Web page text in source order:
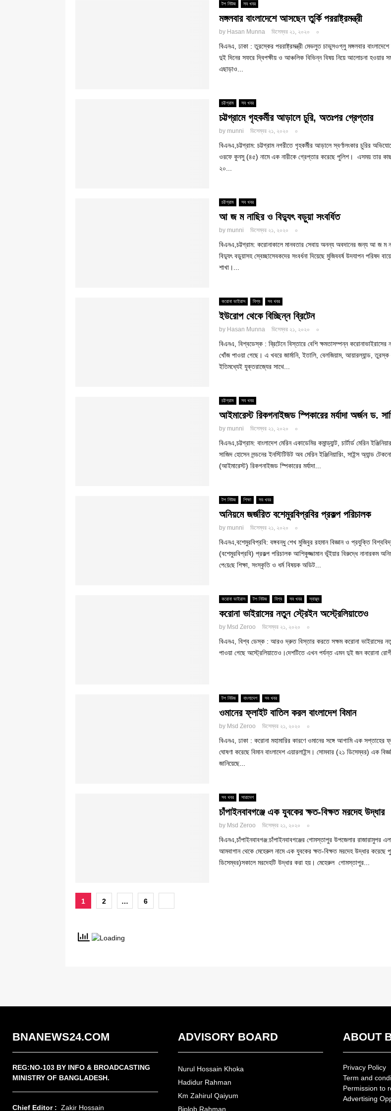
টপ নিউজ সব খবর
মঙ্গলবার বাংলাদেশে আসছেন তুর্কি পররাষ্ট্রমন্ত্রী
by Hasan Munna ডিসেম্বর ২১, ২০২০ ০
বিএনএ, ঢাকা : তুরস্কের পররাষ্ট্রমন্ত্রী মেভলুত চাভুসওগ্লু মঙ্গলবার
দুই দিনের সফরে দ্বিপক্ষীয় ও আঞ্চলিক বিভিন্ন বিষয় নিয়ে আলোচনা হওয়ার
এছাড়াও...
চট্টগ্রাম সব খবর
চট্টগ্রামে গৃহকর্মীর আড়ালে চুরি, অতঃপর গ্রেপ্তার
by munni ডিসেম্বর ২১, ২০২০ ০
বিএনএ,চট্টগ্রাম: চট্টগ্রাম নগরীতে গৃহকর্মীর আড়ালে স্বর্ণালংকার চুরির
ওরফে কুনসু (৪৫) নামে এক নারীকে গ্রেপ্তার করেছে পুলিশ। এসময় তার
২০...
চট্টগ্রাম সব খবর
আ জ ম নাছির ও বিদ্যুৎ বড়ুয়া সংবর্ধিত
by munni ডিসেম্বর ২১, ২০২০ ০
বিএনএ,চট্টগ্রাম: করোনাকালে মানবতার সেবায় অনন্য অবদানের জন্য আ জ ম
বিদ্যুৎ বডুয়াসহ স্বেচ্ছাসেবকদের সংবর্ধনা দিয়েছে মুজিববর্ষ উদযাপন পরিষদ
শাখা।...
করোনা ভাইরাস বিশ্ব সব খবর
ইউরোপ থেকে বিচ্ছিন্ন ব্রিটেন
by Hasan Munna ডিসেম্বর ২১, ২০২০ ০
বিএনএ, বিশ্বডেস্ক : ব্রিটেনে বিস্তারে বেশি ক্ষমতাসম্পন্ন করোনাভাইরাসের
খোঁজ পাওয়া গেছে। এ খবরে জার্মানি, ইতালি, বেলজিয়াম, আয়ারল্যান্ড, তুরস্ক
ইতিমধ্যেই যুক্তরাজ্যের সাথে...
চট্টগ্রাম সব খবর
আইমারেস্ট রিকগনাইজড স্পিকারের মর্যাদা অর্জন ড.
by munni ডিসেম্বর ২১, ২০২০ ০
বিএনএ,চট্টগ্রাম: বাংলাদেশ মেরিন একাডেমির কমান্ড্যান্ট, চার্টার্ড মেরিন
সাজিদ হোসেন লন্ডনের ইনস্টিটিউট অব মেরিন ইঞ্জিনিয়ারিং, সাইন্স অ্যান্ড
(আইমারেস্ট) রিকগনাইজড স্পিকারের মর্যাদা...
টপ নিউজ শিক্ষা সব খবর
অনিয়মে জর্জরিত বশেমুরবিপ্রবির প্রকল্প পরিচালক
by munni ডিসেম্বর ২১, ২০২০ ০
বিএনএ,বশেমুরবিপ্রবি: বঙ্গবন্ধু শেখ মু‌জিবুর রহমান বিজ্ঞান ও প্রযুক্তি
(বশেমুরবিপ্রবি) প্রকল্প পরিচালক আশিকুজ্জামান ভূঁইয়ার বিরুদ্ধে নানারকম
পে‌য়ে‌ছে শিক্ষা, সংস্কৃতি ও ধর্ম বিষয়ক অডিট...
করোনা ভাইরাস টপ নিউজ বিশ্ব সব খবর স্বাস্থ্য
করোনা ভাইরাসের নতুন স্ট্রেইন অস্ট্রেলিয়াতেও
by Msd Zeroo ডিসেম্বর ২১, ২০২০ ০
বিএনএ, বিশ্ব ডেস্ক : আরও দ্রুত বিস্তার করতে সক্ষম করোনা ভাইরাসের
পাওয়া গেছে অস্ট্রেলিয়াতেও।দেশটিতে এখন পর্যন্ত এমন দুই জন করোনা
টপ নিউজ বাংলাদেশ সব খবর
ওমানের ফ্লাইট বাতিল করল বাংলাদেশ বিমান
by Msd Zeroo ডিসেম্বর ২১, ২০২০ ০
বিএনএ, ঢাকা : করোনা মহামারির কারণে ওমানের সঙ্গে আগামি এক সপ্তাহের
ঘোষণা করেছে বিমান বাংলাদেশ এয়ারলাইন্স। সোমবার (২১ ডিসেম্বর) এক
জানিয়েছে...
সব খবর সারাদেশ
চাঁপাইনবাবগঞ্জে এক যুবকের ক্ষত-বিক্ষত মরদেহ উদ্ধার
by Msd Zeroo ডিসেম্বর ২১, ২০২০ ০
বিএনএ,চাঁপাইনবাবগঞ্জ:চাঁপাইনবাবগঞ্জের গোমস্তাপুর উপজেলার রাজারামুপর
আমবাগান থেকে মেহেরুল নামে এক যুবকের ক্ষত-বিক্ষত মরদেহ উদ্ধার করেছে
ডিসেম্বর)সকালে মরদেহটি উদ্ধার করা হয়। মেহেরুল গোমস্তাপুর...
Posts
1 2 … 6
BNANEWS24.COM
REG:NO-103 BY INFO & BROADCASTING
MINISTRY OF BANGLADESH.
Chief Editor : Zakir Hossain
ADVISORY BOARD
Nurul Hossain Khoka
Hadidur Rahman
Km Zahirul Qaiyum
Biplob Rahman
ABOUT
Privacy Policy
Term and
Permission to
Advertising